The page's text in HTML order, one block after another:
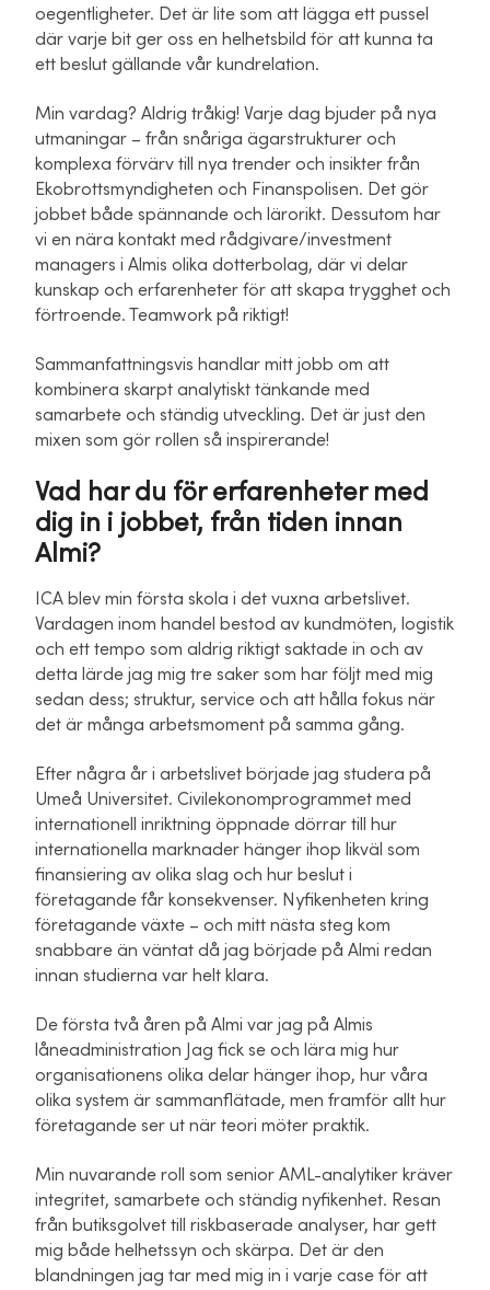
oegentligheter. Det är lite som att lägga ett pussel
där varje bit ger oss en helhetsbild för att kunna ta
ett beslut gällande vår kundrelation.
Min vardag? Aldrig tråkig! Varje dag bjuder på nya
utmaningar – från snåriga ägarstrukturer och
komplexa förvärv till nya trender och insikter från
Ekobrottsmyndigheten och Finanspolisen. Det gör
jobbet både spännande och lärorikt. Dessutom har
vi en nära kontakt med rådgivare/investment
managers i Almis olika dotterbolag, där vi delar
kunskap och erfarenheter för att skapa trygghet och
förtroende. Teamwork på riktigt!
Sammanfattningsvis handlar mitt jobb om att
kombinera skarpt analytiskt tänkande med
samarbete och ständig utveckling. Det är just den
mixen som gör rollen så inspirerande!
Vad har du för erfarenheter med
dig in i jobbet, från tiden innan
Almi?
ICA blev min första skola i det vuxna arbetslivet.
Vardagen inom handel bestod av kundmöten, logistik
och ett tempo som aldrig riktigt saktade in och av
detta lärde jag mig tre saker som har följt med mig
sedan dess; struktur, service och att hålla fokus när
det är många arbetsmoment på samma gång.
Efter några år i arbetslivet började jag studera på
Umeå Universitet. Civilekonomprogrammet med
internationell inriktning öppnade dörrar till hur
internationella marknader hänger ihop likväl som
finansiering av olika slag och hur beslut i
företagande får konsekvenser. Nyfikenheten kring
företagande växte – och mitt nästa steg kom
snabbare än väntat då jag började på Almi redan
innan studierna var helt klara.
De första två åren på Almi var jag på Almis
låneadministration Jag fick se och lära mig hur
organisationens olika delar hänger ihop, hur våra
olika system är sammanflätade, men framför allt hur
företagande ser ut när teori möter praktik.
Min nuvarande roll som senior AML-analytiker kräver
integritet, samarbete och ständig nyfikenhet. Resan
från butiksgolvet till riskbaserade analyser, har gett
mig både helhetssyn och skärpa. Det är den
blandningen jag tar med mig in i varje case för att